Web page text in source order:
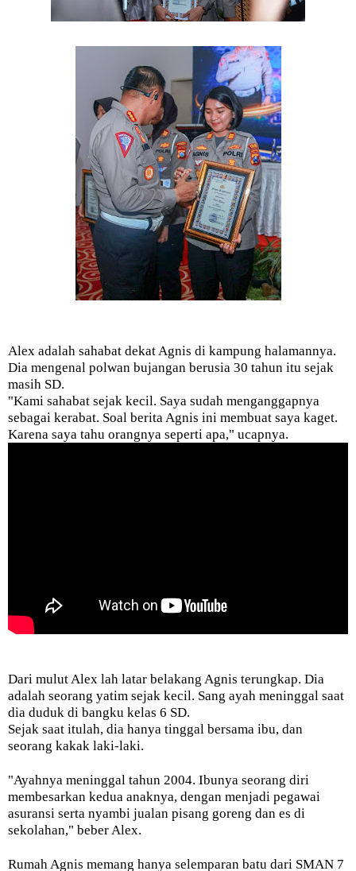
Alex adalah sahabat dekat Agnis di kampung halamannya.
Dia mengenal polwan bujangan berusia 30 tahun itu sejak
masih SD.
"Kami sahabat sejak kecil. Saya sudah menganggapnya
sebagai kerabat. Soal berita Agnis ini membuat saya kaget.
Karena saya tahu orangnya seperti apa," ucapnya.
Dari mulut Alex lah latar belakang Agnis terungkap. Dia
adalah seorang yatim sejak kecil. Sang ayah meninggal saat
dia duduk di bangku kelas 6 SD.
Sejak saat itulah, dia hanya tinggal bersama ibu, dan
seorang kakak laki-laki.
"Ayahnya meninggal tahun 2004. Ibunya seorang diri
membesarkan kedua anaknya, dengan menjadi pegawai
asuransi serta nyambi jualan pisang goreng dan es di
sekolahan," beber Alex.
Rumah Agnis memang hanya selemparan batu dari SMAN 7